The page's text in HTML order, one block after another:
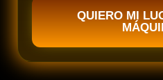
QUIERO MI